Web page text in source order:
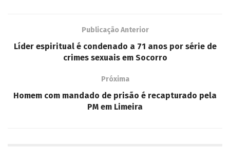
Publicação Anterior
Líder espiritual é condenado a 71 anos por série de
crimes sexuais em Socorro
Próxima
Homem com mandado de prisão é recapturado pela
PM em Limeira